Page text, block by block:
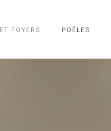
FOYERS POÊLES